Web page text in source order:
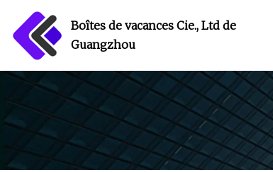
Boîtes de vacances Cie., Ltd de
Guangzhou